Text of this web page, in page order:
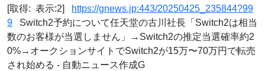
[取得: 表示:2]
https://gnews.jp:443/20250425_235844?99
9 Switch2予約について任天堂の古川社長「Switch2は相当
数のお客様が当選しません」→Switch2の推定当選確率約2
0%→オークションサイトでSwitch2が15万〜70万円で転売
され始める - 自動ニュース作成G